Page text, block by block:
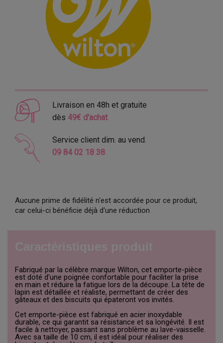
Livraison en 48h et gratuite
dès 49€ d'achat
Service client dim. au vend.
09 84 02 18 38
Aucune prime de fidélité n'est accordée pour ce produit,
car celui-ci bénéficie déjà d'une réduction
Fabriqué par la célèbre marque Wilton, cet emporte-pièce
est doté d'une poignée confortable pour faciliter la prise
en main et réduire la fatigue lors de la découpe. La tête de
lapin est détaillée et réaliste, permettant de créer des
gâteaux et des biscuits qui épateront vos invités.
Cet emporte-pièce est fabriqué en acier inoxydable
durable, ce qui garantit sa résistance et sa longévité. Il est
facile à nettoyer, passant sans problème au lave-vaisselle.
Avec sa taille de 10 cm, il est idéal pour réaliser des